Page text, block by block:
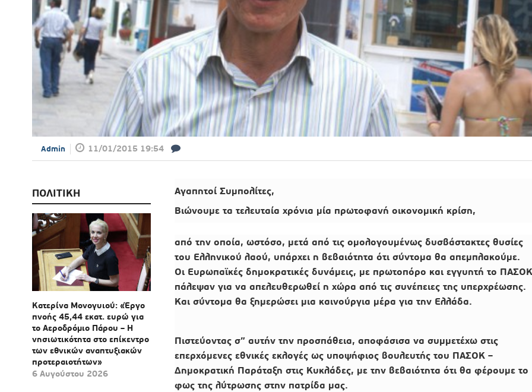
Admin 11/01/2015 19:54
ΠΟΛΙΤΙΚΗ
Κατερίνα Μονογυιού: «Έργο
πνοής 45,44 εκατ. ευρώ για
το Αεροδρόμιο Πάρου – Η
νησιωτικότητα στο επίκεντρο
των εθνικών αναπτυξιακών
προτεραιοτήτων»
6 Αυγούστου 2026
Αγαπητοί Συμπολίτες,
Βιώνουμε τα τελευταία χρόνια μία πρωτοφανή οικονομική κρίση,
από την οποία, ωστόσο, μετά από τις ομολογουμένως δυσβάστακτες θυσίες
του Ελληνικού λαού, υπάρχει η βεβαιότητα ότι σύντομα θα απεμπλακούμε.
Οι Ευρωπαϊκές δημοκρατικές δυνάμεις, με πρωτοπόρο και εγγυητή το
πάλεψαν για να απελευθερωθεί η χώρα από τις συνέπειες της υπερχρέωσης.
Και σύντομα θα ξημερώσει μια καινούργια μέρα για την Ελλάδα.
Πιστεύοντας σ” αυτήν την προσπάθεια, αποφάσισα να συμμετέχω στις
επερχόμενες εθνικές εκλογές ως υποψήφιος βουλευτής του ΠΑΣΟΚ –
Δημοκρατική Παράταξη στις Κυκλάδες, με την βεβαιότητα ότι θα φέρουμε το
φως της λύτρωσης στην πατρίδα μας.